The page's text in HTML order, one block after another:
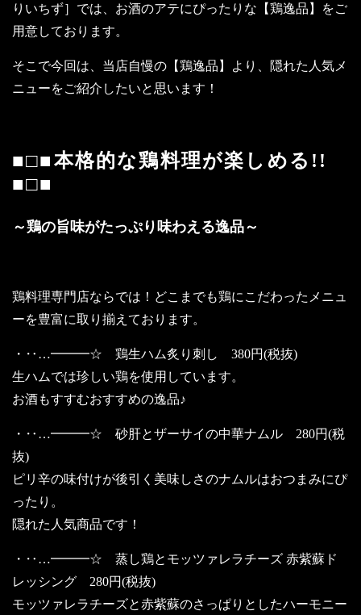
りいちず］では、お酒のアテにぴったりな【鶏逸品】をご
用意しております。
そこで今回は、当店自慢の【鶏逸品】より、隠れた人気メ
ニューをご紹介したいと思います！
■□■本格的な鶏料理が楽しめる!!
■□■
～鶏の旨味がたっぷり味わえる逸品～
鶏料理専門店ならでは！どこまでも鶏にこだわったメニュ
ーを豊富に取り揃えております。
・‥…━━━☆ 鶏生ハム炙り刺し 380円(税抜)
生ハムでは珍しい鶏を使用しています。
お酒もすすむおすすめの逸品♪
・‥…━━━☆ 砂肝とザーサイの中華ナムル 280円(税
抜)
ピリ辛の味付けが後引く美味しさのナムルはおつまみにぴ
ったり。
隠れた人気商品です！
・‥…━━━☆ 蒸し鶏とモッツァレラチーズ 赤紫蘇ド
レッシング 280円(税抜)
モッツァレラチーズと赤紫蘇のさっぱりとしたハーモニー